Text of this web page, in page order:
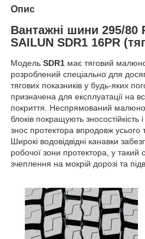
Опис
Вантажні шини 295/80
SAILUN SDR1 16PR
Модель SDR1 має тяговий
розроблений спеціально для
тягових показників у будь-яких
призначена для експлуатації на
покриття. Неспрямований
блоків покращують зносостійкість
знос протектора впродовж усього
Широкі водовідвідні канавки
робочої зони протектора, у такий
зчеплення на мокрій дорозі та